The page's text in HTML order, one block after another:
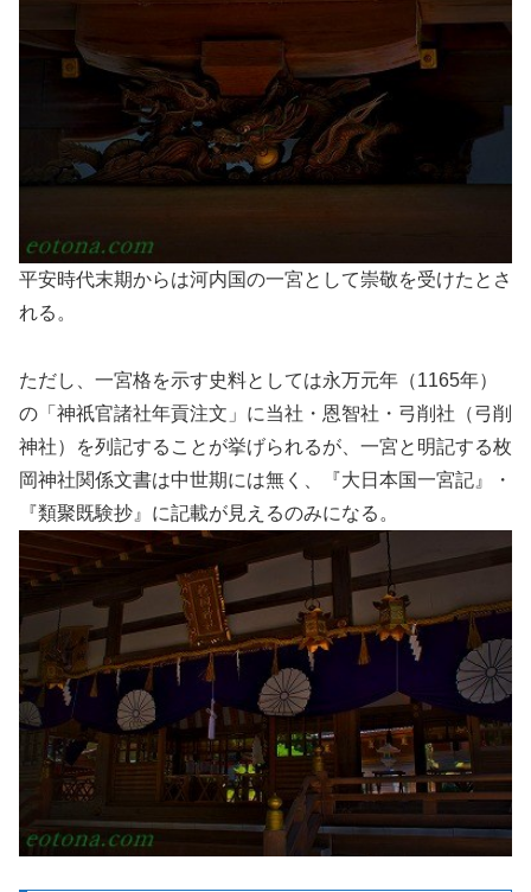
平安時代末期からは河内国の一宮として崇敬を受けたとさ
れる。
ただし、一宮格を示す史料としては永万元年（1165年）
の「神祇官諸社年貢注文」に当社・恩智社・弓削社（弓削
神社）を列記することが挙げられるが、一宮と明記する枚
岡神社関係文書は中世期には無く、『大日本国一宮記』・
『類聚既験抄』に記載が見えるのみになる。